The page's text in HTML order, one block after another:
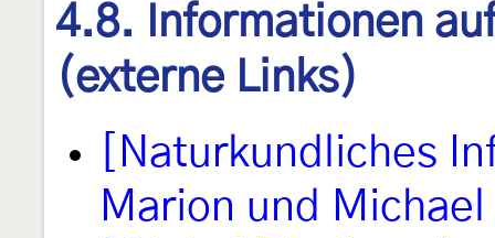
4.8. Informationen
(externe Links)
[Naturkundliches
Marion und